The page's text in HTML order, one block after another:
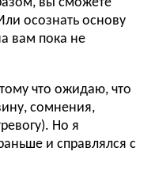
осознать основу
вам пока не
что ожидаю, что
сомнения,
Но я
и справлялся с